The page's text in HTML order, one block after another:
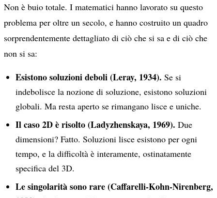
Non è buio totale. I matematici hanno lavorato su questo
problema per oltre un secolo, e hanno costruito un quadro
sorprendentemente dettagliato di ciò che si sa e di ciò che
non si sa:
Esistono soluzioni deboli (Leray, 1934). Se si
indebolisce la nozione di soluzione, esistono soluzioni
globali. Ma resta aperto se rimangano lisce e uniche.
Il caso 2D è risolto (Ladyzhenskaya, 1969). Due
dimensioni? Fatto. Soluzioni lisce esistono per ogni
tempo, e la difficoltà è interamente, ostinatamente
specifica del 3D.
Le singolarità sono rare (Caffarelli-Kohn-Nirenberg,